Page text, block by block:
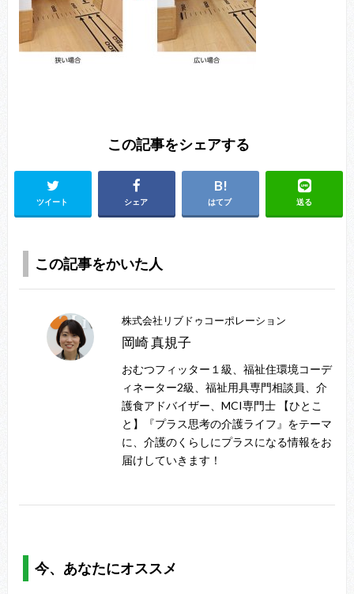
この記事をシェアする
ツイート シェア はてブ 送る
この記事をかいた人
株式会社リブドゥコーポレーション
岡崎 真規子
おむつフィッター１級、福祉住環境コーデ
ィネーター2級、福祉用具専門相談員、介
護食アドバイザー、MCI専門士 【ひとこ
と】『プラス思考の介護ライフ』をテーマ
に、介護のくらしにプラスになる情報をお
届けしていきます！
今、あなたにオススメ